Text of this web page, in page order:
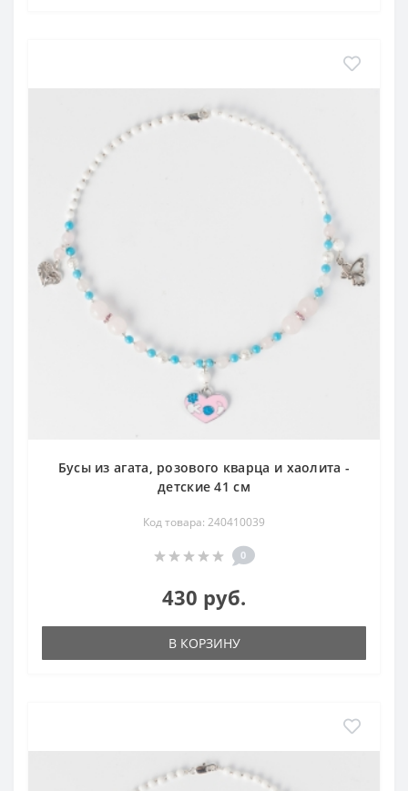
Бусы из агата, розового кварца и хаолита -
детские 41 см
Код товара: 240410039
0
430 руб.
В КОРЗИНУ